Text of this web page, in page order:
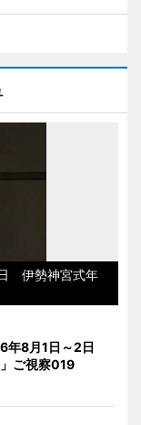
伊勢神宮式年
年8月1日～2日
ご視察019